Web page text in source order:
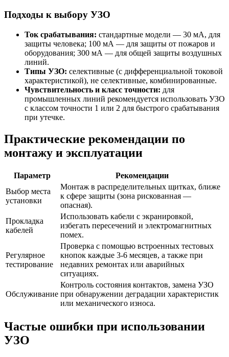
Подходы к выбору УЗО
Ток срабатывания: стандартные модели — 30 мА, для
защиты человека; 100 мА — для защиты от пожаров и
оборудования; 300 мА — для общей защиты воздушных
линий.
Типы УЗО: селективные (с дифференциальной токовой
характеристикой), не селективные, комбинированные.
Чувствительность и класс точности: для
промышленных линий рекомендуется использовать УЗО
с классом точности 1 или 2 для быстрого срабатывания
при утечке.
Практические рекомендации по
монтажу и эксплуатации
Параметр
Рекомендации
Выбор места
установки
Монтаж в распределительных щитках, ближе
к сфере защиты (зона рискованная —
опасная).
Прокладка
кабелей
Использовать кабели с экранировкой,
избегать пересечений и электромагнитных
помех.
Регулярное
тестирование
Проверка с помощью встроенных тестовых
кнопок каждые 3-6 месяцев, а также при
недавних ремонтах или аварийных
ситуациях.
Обслуживание
Контроль состояния контактов, замена УЗО
при обнаружении деградации характеристик
или механического износа.
Частые ошибки при использовании
УЗО